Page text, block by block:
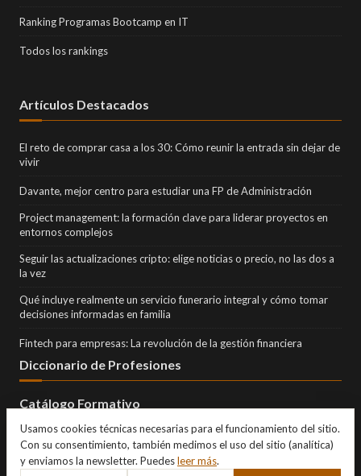
Ranking Programas Bootcamp en IT
Todos los rankings
Artículos Destacados
El reto de comprar casa a los 30: Cómo reunir la entrada sin dejar de
vivir
Davante, mejor centro para estudiar una FP de Administración
Project management: la formación clave para liderar proyectos en
entornos complejos
Seguir las actualizaciones cripto: elige noticias o precio, no las dos a
la vez
Qué incluye realmente un servicio funerario integral y cómo tomar
decisiones informadas en familia
Fintech para empresas: La revolución de la gestión financiera
Diccionario de Profesiones
Catálogo Formativo
Usamos cookies técnicas necesarias para el funcionamiento del sitio.
Con su consentimiento, también medimos el uso del sitio (analítica)
y enviamos la newsletter. Puedesleer más.